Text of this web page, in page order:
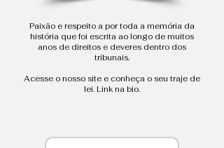
Paixão e respeito a por toda a memória da
história que foi escrita ao longo de muitos
anos de direitos e deveres dentro dos
tribunais.
Acesse o nosso site e conheça o seu traje de
lei. Link na bio.